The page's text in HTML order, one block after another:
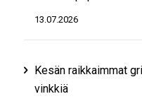
13.07.2026
Kesän raikkaimmat
vinkkiä